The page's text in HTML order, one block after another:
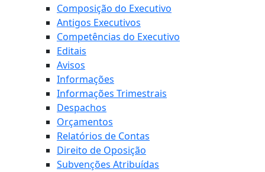
Composição do Executivo
Antigos Executivos
Competências do Executivo
Editais
Avisos
Informações
Informações Trimestrais
Despachos
Orçamentos
Relatórios de Contas
Direito de Oposição
Subvenções Atribuídas